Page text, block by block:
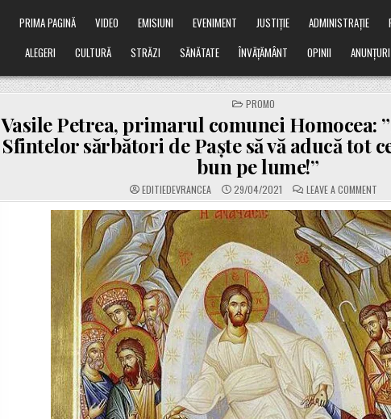
PRIMA PAGINĂ VIDEO EMISIUNI EVENIMENT JUSTIȚIE ADMINISTRAȚIE
ALEGERI
CULTURĂ STRĂZI SĂNĂTATE ÎNVĂȚĂMÂNT OPINII ANUNȚURI
POSTED
IN
PROMO
Vasile Petrea, primarul comunei Homocea:
Sfintelor sărbători de Paște să vă aducă tot
bun pe lume!”
EDITIEDEVRANCEA 29/04/2021 LEAVE A COMMENTON
”FIE
CA
DE
SĂ
VĂ
CE
MAI
PE